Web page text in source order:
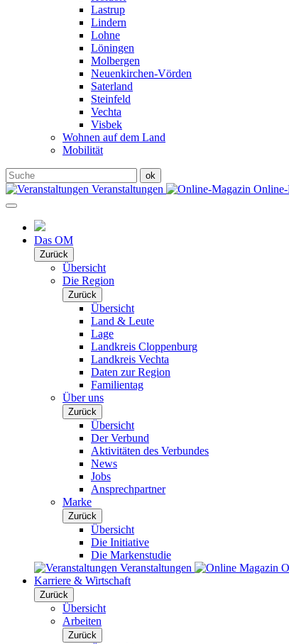
Lastrup
Lindern
Lohne
Löningen
Molbergen
Neuenkirchen-Vörden
Saterland
Steinfeld
Vechta
Visbek
Wohnen auf dem Land
Mobilität
Veranstaltungen
Das OM
Zurück
Übersicht
Die Region
Zurück
Übersicht
Land & Leute
Lage
Landkreis Cloppenburg
Landkreis Vechta
Daten zur Region
Familientag
Über uns
Zurück
Übersicht
Der Verbund
Aktivitäten des Verbundes
News
Jobs
Ansprechpartner
Marke
Zurück
Übersicht
Die Initiative
Die Markenstudie
Veranstaltungen
Karriere & Wirtschaft
Zurück
Übersicht
Arbeiten
Zurück